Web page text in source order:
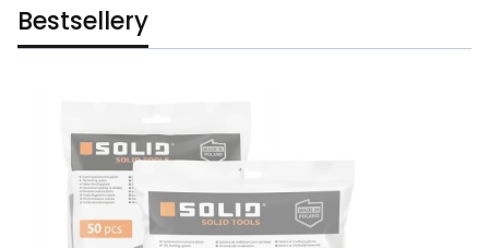
Bestsellery